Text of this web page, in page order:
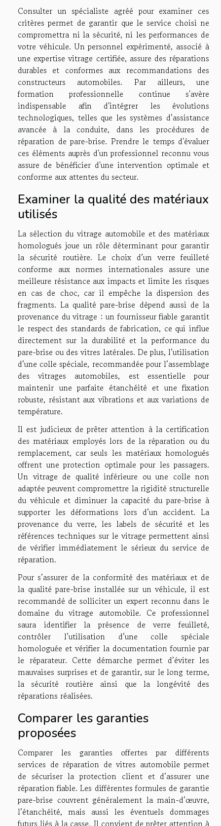
Consulter un spécialiste agréé pour examiner ces
critères permet de garantir que le service choisi ne
compromettra ni la sécurité, ni les performances de
votre véhicule. Un personnel expérimenté, associé à
une expertise vitrage certifiée, assure des réparations
durables et conformes aux recommandations des
constructeurs automobiles. Par ailleurs, une
formation professionnelle continue s'avère
indispensable afin d'intégrer les évolutions
technologiques, telles que les systèmes d’assistance
avancée à la conduite, dans les procédures de
réparation de pare-brise. Prendre le temps d'évaluer
ces éléments auprès d'un professionnel reconnu vous
assure de bénéficier d'une intervention optimale et
conforme aux attentes du secteur.
Examiner la qualité des matériaux
utilisés
La sélection du vitrage automobile et des matériaux
homologués joue un rôle déterminant pour garantir
la sécurité routière. Le choix d’un verre feuilleté
conforme aux normes internationales assure une
meilleure résistance aux impacts et limite les risques
en cas de choc, car il empêche la dispersion des
fragments. La qualité pare-brise dépend aussi de la
provenance du vitrage : un fournisseur fiable garantit
le respect des standards de fabrication, ce qui influe
directement sur la durabilité et la performance du
pare-brise ou des vitres latérales. De plus, l’utilisation
d’une colle spéciale, recommandée pour l’assemblage
des vitrages automobiles, est essentielle pour
maintenir une parfaite étanchéité et une fixation
robuste, résistant aux vibrations et aux variations de
température.
Il est judicieux de prêter attention à la certification
des matériaux employés lors de la réparation ou du
remplacement, car seuls les matériaux homologués
offrent une protection optimale pour les passagers.
Un vitrage de qualité inférieure ou une colle non
adaptée peuvent compromettre la rigidité structurelle
du véhicule et diminuer la capacité du pare-brise à
supporter les déformations lors d’un accident. La
provenance du verre, les labels de sécurité et les
références techniques sur le vitrage permettent ainsi
de vérifier immédiatement le sérieux du service de
réparation.
Pour s’assurer de la conformité des matériaux et de
la qualité pare-brise installée sur un véhicule, il est
recommandé de solliciter un expert reconnu dans le
domaine du vitrage automobile. Ce professionnel
saura identifier la présence de verre feuilleté,
contrôler l’utilisation d’une colle spéciale
homologuée et vérifier la documentation fournie par
le réparateur. Cette démarche permet d’éviter les
mauvaises surprises et de garantir, sur le long terme,
la sécurité routière ainsi que la longévité des
réparations réalisées.
Comparer les garanties
proposées
Comparer les garanties offertes par différents
services de réparation de vitres automobile permet
de sécuriser la protection client et d’assurer une
réparation fiable. Les différentes formules de garantie
pare-brise couvrent généralement la main-d’œuvre,
l’étanchéité, mais aussi les éventuels dommages
futurs liés à la casse. Il convient de prêter attention à